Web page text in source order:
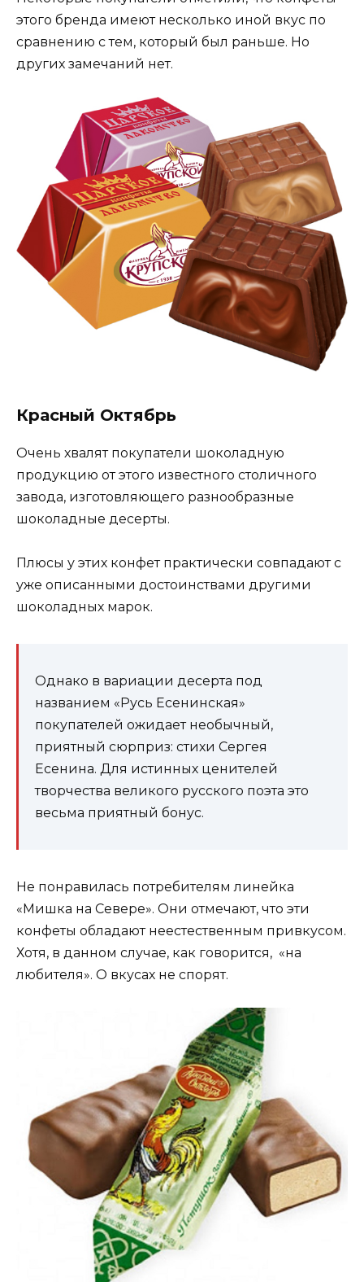
этого бренда имеют несколько иной вкус по
сравнению с тем, который был раньше. Но
других замечаний нет.
Красный Октябрь
Очень хвалят покупатели шоколадную
продукцию от этого известного столичного
завода, изготовляющего разнообразные
шоколадные десерты.
Плюсы у этих конфет практически совпадают с
уже описанными достоинствами другими
шоколадных марок.
Однако в вариации десерта под
названием «Русь Есенинская»
покупателей ожидает необычный,
приятный сюрприз: стихи Сергея
Есенина. Для истинных ценителей
творчества великого русского поэта это
весьма приятный бонус.
Не понравилась потребителям линейка
«Мишка на Севере». Они отмечают, что эти
конфеты обладают неестественным привкусом.
Хотя, в данном случае, как говорится, «на
любителя». О вкусах не спорят.